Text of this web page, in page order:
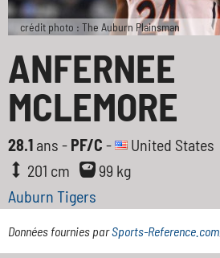
crédit photo : The Auburn Plainsman
ANFERNEE
MCLEMORE
28.1 ans - PF/C -
United States
201 cm
99 kg
Auburn Tigers
Données fournies parSports-Reference.com